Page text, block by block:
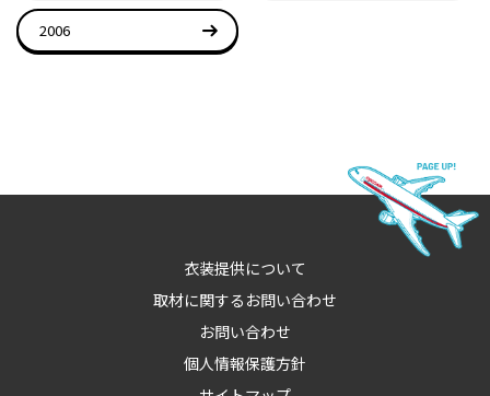
2006
衣装提供について
取材に関するお問い合わせ
お問い合わせ
個人情報保護方針